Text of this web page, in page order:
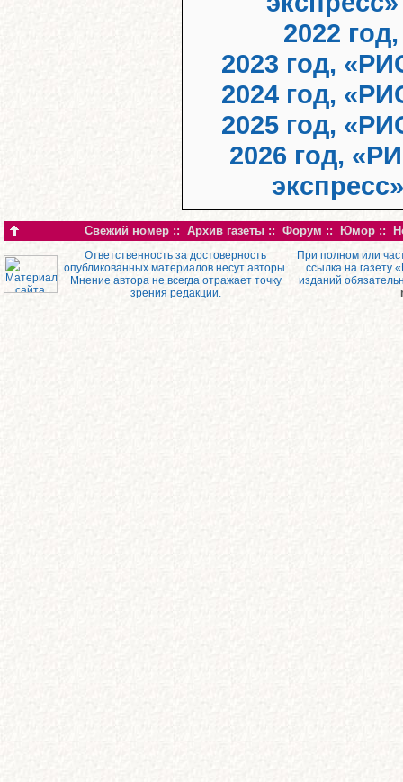
2022
2023 год,
2024 год,
2025 год,
2026 год,
Свежий номер :: Архив газеты :: Форум :: Юмор ::
Ответственность за достоверность
опубликованных материалов несут авторы.
Мнение автора не всегда отражает точку
зрения редакции.
При полном или
ссылка на газету
изданий